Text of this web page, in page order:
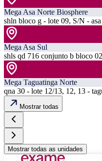
Mega Asa Norte Biosphere
shln bloco g - lote 09, S/N -
Mega Asa Sul
shls qd 716 conjunto b bloco
Mega Taguatinga Norte
qna 30 - lote 12/13, 12, 13 -
Mostrar todas
Mostrar todas as unidades